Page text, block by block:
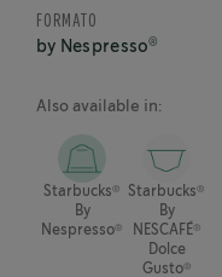
FORMATO
by Nespresso®
Also available in:
Starbucks®
By
Nespresso®
Starbucks®
By
NESCAFÉ®
Dolce
Gusto®